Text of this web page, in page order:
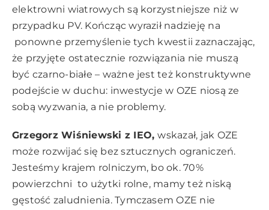
elektrowni wiatrowych są korzystniejsze niż w
przypadku PV. Kończąc wyraził nadzieję na
ponowne przemyślenie tych kwestii zaznaczając,
że przyjęte ostatecznie rozwiązania nie muszą
być czarno-białe – ważne jest też konstruktywne
podejście w duchu: inwestycje w OZE niosą ze
sobą wyzwania, a nie problemy.
Grzegorz Wiśniewski z IEO,wskazał, jak OZE
może rozwijać się bez sztucznych ograniczeń.
Jesteśmy krajem rolniczym, bo ok. 70%
powierzchni to użytki rolne, mamy też niską
gęstość zaludnienia. Tymczasem OZE nie